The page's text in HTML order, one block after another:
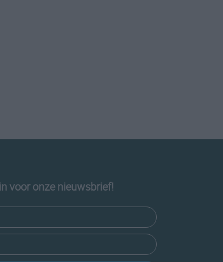
voor onze nieuwsbrief!